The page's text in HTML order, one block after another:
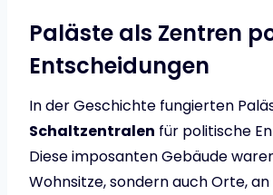
Paläste als Zentren
Entscheidungen
In der Geschichte fungierten
Schaltzentralen für politische
Diese imposanten Gebäude
Wohnsitze, sondern auch Orte,